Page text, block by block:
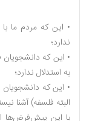
• این که مردم ما
ندارد؛
• این که
به استدلال ندارد؛
• این که
البته فلسفه) آشنا
با این پیش‌فرض‌ها